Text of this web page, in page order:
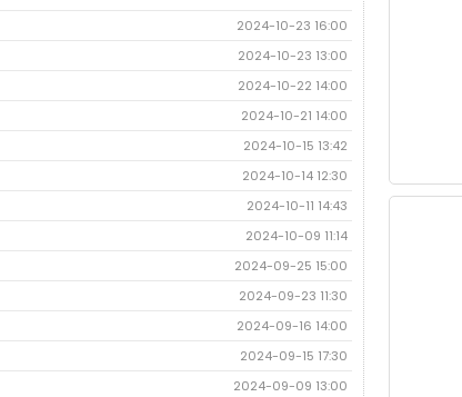
2024-10-23 16:00
2024-10-23 13:00
2024-10-22 14:00
2024-10-21 14:00
2024-10-15 13:42
2024-10-14 12:30
2024-10-11 14:43
2024-10-09 11:14
2024-09-25 15:00
2024-09-23 11:30
2024-09-16 14:00
2024-09-15 17:30
2024-09-09 13:00